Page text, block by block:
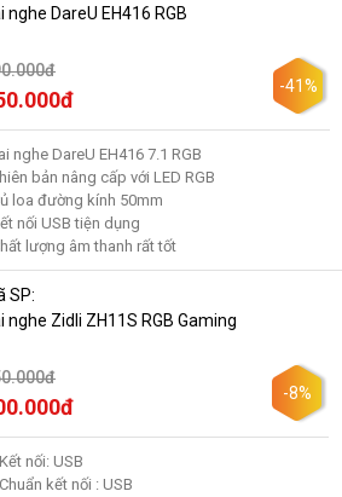
nghe DareU EH416 RGB
-41%
nghe DareU EH416 7.1 RGB
bản nâng cấp với LED RGB
loa đường kính 50mm
nối USB tiện dụng
lượng âm thanh rất tốt
SP:
nghe Zidli ZH11S RGB Gaming
-8%
nối: USB
kết nối : USB